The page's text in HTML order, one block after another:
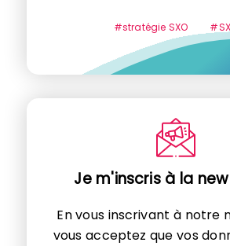
#stratégie SXO
Je m'inscris à la
En vous inscrivant à notre
vous acceptez que vos